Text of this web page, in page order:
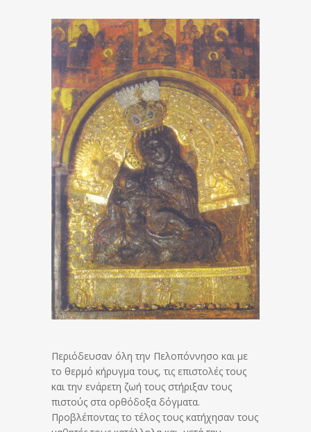
Περιόδευσαν όλη την Πελοπόννησο και με
το θερμό κήρυγμα τους, τις επιστολές τους
και την ενάρετη ζωή τους στήριξαν τους
πιστούς στα ορθόδοξα δόγματα.
Προβλέποντας το τέλος τους κατήχησαν τους